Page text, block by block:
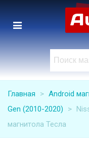
Главная > Android
Gen (2010-2020)
>
магнитола Тесла